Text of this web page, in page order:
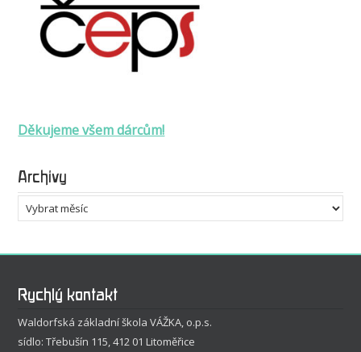
Děkujeme všem dárcům!
Archivy
Archivy
Rychlý kontakt
Waldorfská základní škola VÁŽKA, o.p.s.
sídlo: Třebušín 115, 412 01 Litoměřice